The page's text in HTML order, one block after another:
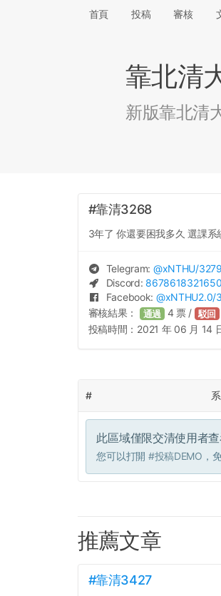
首頁 投稿 審核
靠北清
新版靠北清
#靠清3268
3年了 你還要困我多久 選課
Telegram: @xNTHU/3279
Discord:
Facebook: @xNTHU2.0/
審核結果： 通過 4票 / 駁回
投稿時間： 2021 年 06 月 14
#
此區域僅限交清使用者
您可以打開 #投稿DEMO ，
推薦文章
#靠清3427